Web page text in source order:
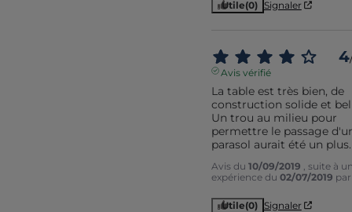
Utile(0) Signaler
4
Avis vérifié
La table est très bien, de
construction solide et
Un trou au milieu pour
permettre le passage
parasol aurait été un plus.
Avis du 10/09/2019
, suite à
expérience du 02/07/2019
Utile(0) Signaler